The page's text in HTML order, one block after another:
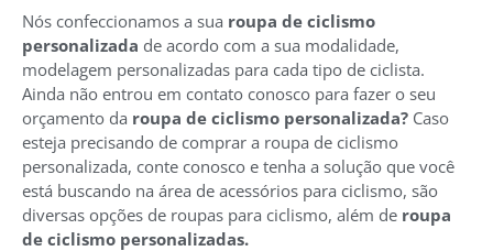
Nós confeccionamos a sua roupa de ciclismo
personalizada de acordo com a sua modalidade,
modelagem personalizadas para cada tipo de ciclista.
Ainda não entrou em contato conosco para fazer o seu
orçamento da roupa de ciclismo personalizada? Caso
esteja precisando de comprar a roupa de ciclismo
personalizada, conte conosco e tenha a solução que você
está buscando na área de acessórios para ciclismo, são
diversas opções de roupas para ciclismo, além de roupa
de ciclismo personalizadas.